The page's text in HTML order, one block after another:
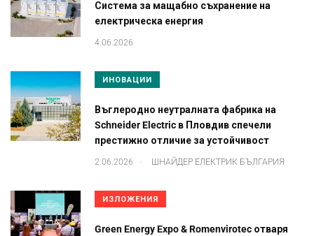
Система за мащабно съхранение на
електрическа енергия
4.06.2026
ИНОВАЦИИ
Въглеродно неутралната фабрика на
Schneider Electric в Пловдив спечели
престижно отличие за устойчивост
2.06.2026 . ШНАЙДЕР ЕЛЕКТРИК БЪЛГАРИЯ
ИЗЛОЖЕНИЯ
Green Energy Expo & Romenvirotec отваря